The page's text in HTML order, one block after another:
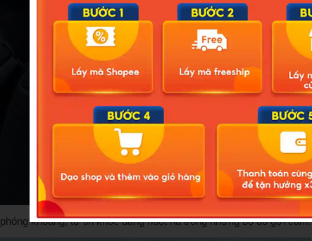
phóng khoáng, tự tin khoe dáng nuột nà trong những bộ đồ gợi cảm.